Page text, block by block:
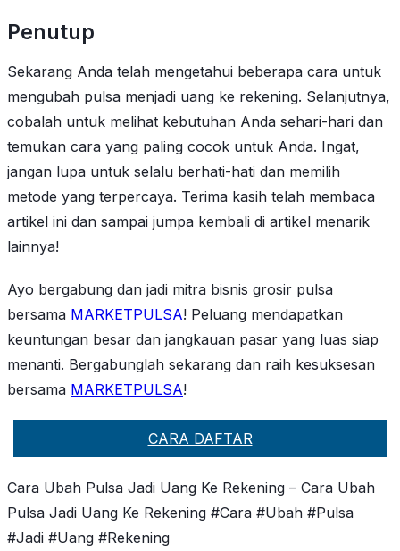
Penutup
Sekarang Anda telah mengetahui beberapa cara untuk
mengubah pulsa menjadi uang ke rekening. Selanjutnya,
cobalah untuk melihat kebutuhan Anda sehari-hari dan
temukan cara yang paling cocok untuk Anda. Ingat,
jangan lupa untuk selalu berhati-hati dan memilih
metode yang terpercaya. Terima kasih telah membaca
artikel ini dan sampai jumpa kembali di artikel menarik
lainnya!
Ayo bergabung dan jadi mitra bisnis grosir pulsa
bersama MARKETPULSA! Peluang mendapatkan
keuntungan besar dan jangkauan pasar yang luas siap
menanti. Bergabunglah sekarang dan raih kesuksesan
bersama MARKETPULSA!
CARA DAFTAR
Cara Ubah Pulsa Jadi Uang Ke Rekening – Cara Ubah
Pulsa Jadi Uang Ke Rekening #Cara #Ubah #Pulsa
#Jadi #Uang #Rekening